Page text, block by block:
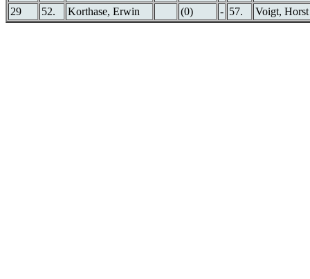
29
52. Korthase, Erwin (0) - 57. Voigt, Horst